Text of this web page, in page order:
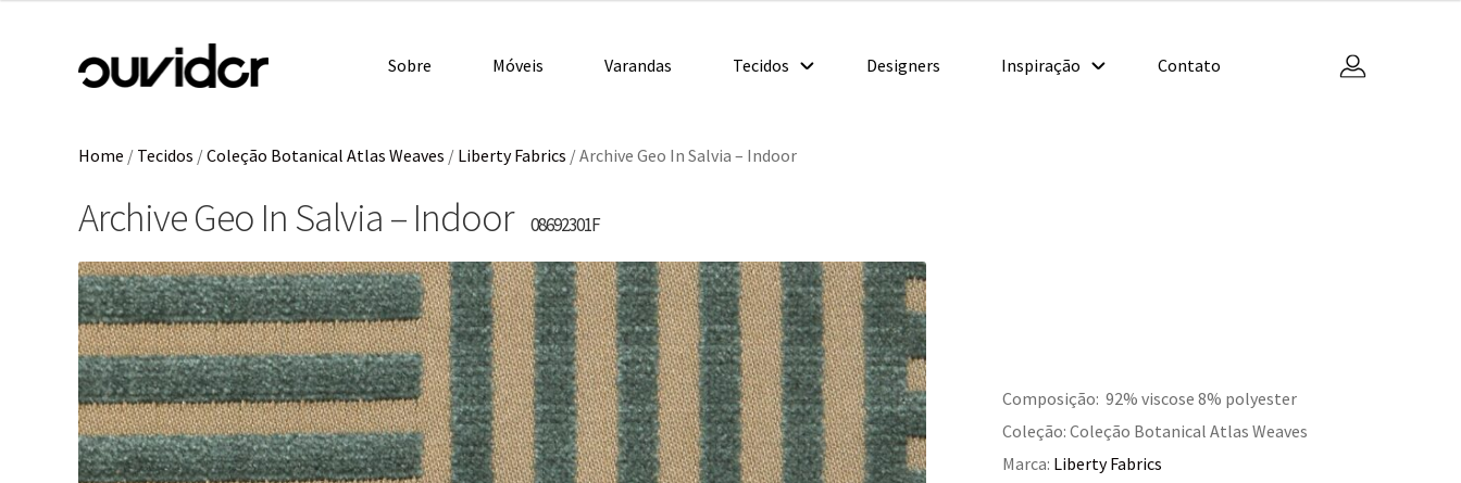
Sobre Móveis Varandas Tecidos Designers Inspiração Contato
Home / Tecidos /Coleção Botanical Atlas Weaves / Liberty Fabrics /Archive Geo In Salvia – Indoor
Archive Geo In Salvia – Indoor 08692301F
Composição: 92% viscose 8% polyester
Coleção: Coleção Botanical Atlas Weaves
Marca: Liberty Fabrics